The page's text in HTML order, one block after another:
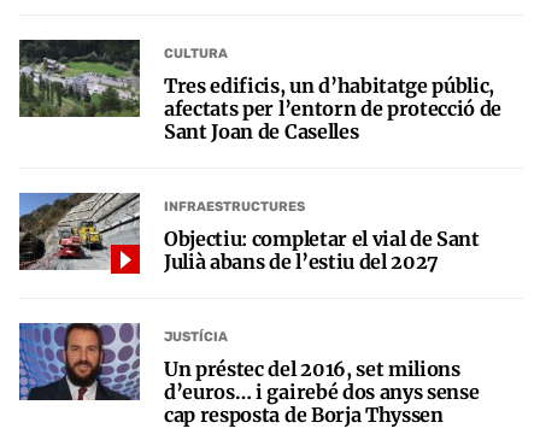
CULTURA
Tres edificis, un d’habitatge públic,
afectats per l’entorn de protecció de
Sant Joan de Caselles
INFRAESTRUCTURES
Objectiu: completar el vial de Sant
Julià abans de l’estiu del 2027
JUSTÍCIA
Un préstec del 2016, set milions
d’euros… i gairebé dos anys sense
cap resposta de Borja Thyssen